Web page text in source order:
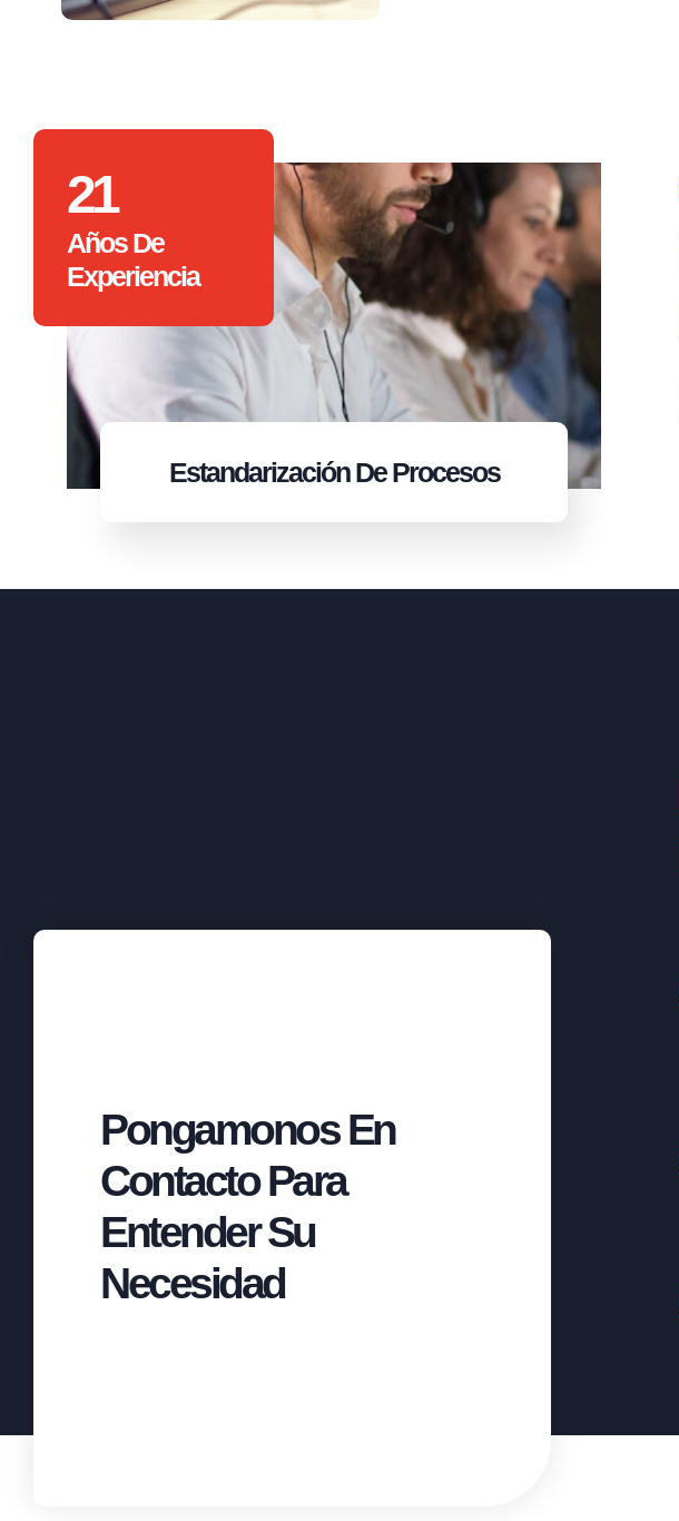
21
Años De
Experiencia
EstandarizaciónDe Procesos
Pongamonos En
Contacto Para
Entender Su
Necesidad